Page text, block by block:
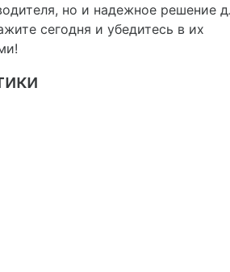
но и надежное решение
сегодня и убедитесь в их